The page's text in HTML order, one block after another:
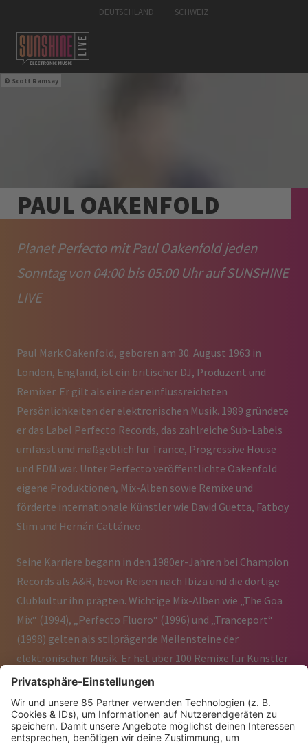
DEUTSCHLAND SCHWEIZ
Scott Ramsay
PAUL OAKENFOLD
Planet Perfecto mit Paul Oakenfold jeden
Sonntag von 04:00 bis 05:00 Uhr auf SUNSHINE
LIVE
Paul Mark Oakenfold, geboren am 30. August 1963 in
London, England, ist ein britischer DJ, Produzent und
Remixer. Er gilt als eine der einflussreichsten
Persönlichkeiten der elektronischen Musik. 1989 gründete
er das Label Perfecto Records, das zahlreiche Sub-Labels
umfasst und maßgeblich für Trance, Progressive House
und EDM war. Unter Perfecto veröffentlichte Oakenfold
eigene Produktionen, Mix-Alben sowie Remixe und
förderte internationale Künstler wie David Guetta, Fatboy
Slim und Hernán Cattáneo.
Seine Karriere begann in den 1980er-Jahren bei Champion
Records als A&R, bevor Reisen nach Ibiza und die dortige
Clubkultur ihn prägten. Wichtige Mix-Alben wie „The Goa
Mix“ (1994), „Perfecto Fluoro“ (1996) und „Tranceport“
(1998) gelten als stilprägende Meilensteine der
elektronischen Musik. Er hat über 100 Remixe für Künstler
wie U2, Madonna, The Rolling Stones und Happy Mondays
produziert und war an Soundtracks wie
Swordfish , The
Bourne IdentityundCollateralbeteiligt.